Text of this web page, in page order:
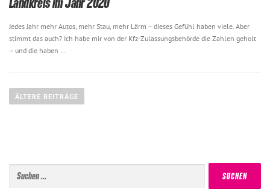
Jedes Jahr mehr Autos, mehr Stau, mehr Lärm – dieses Gefühl haben viele. Aber
stimmt das auch? Ich habe mir von der Kfz-Zulassungsbehörde die Zahlen geholt
– und die haben …
ÄLTERE BEITRÄGE
nach: